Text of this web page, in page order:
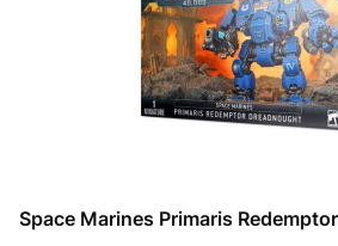
Space Marines Primaris